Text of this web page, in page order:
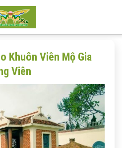
Khuôn Viên Mộ Gia
Viên